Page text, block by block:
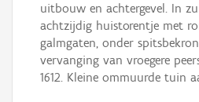
uitbouw en achtergevel. In
achtzijdig huistorentje met
galmgaten, onder
vervanging van vroegere
1612. Kleine ommuurde tuin